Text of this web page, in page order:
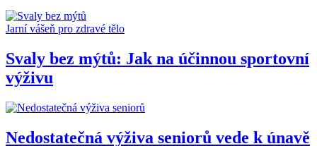
Jarní vášeň pro zdravé tělo
Svaly bez mýtů: Jak na účinnou sportovní
výživu
Nedostatečná výživa seniorů vede k únavě